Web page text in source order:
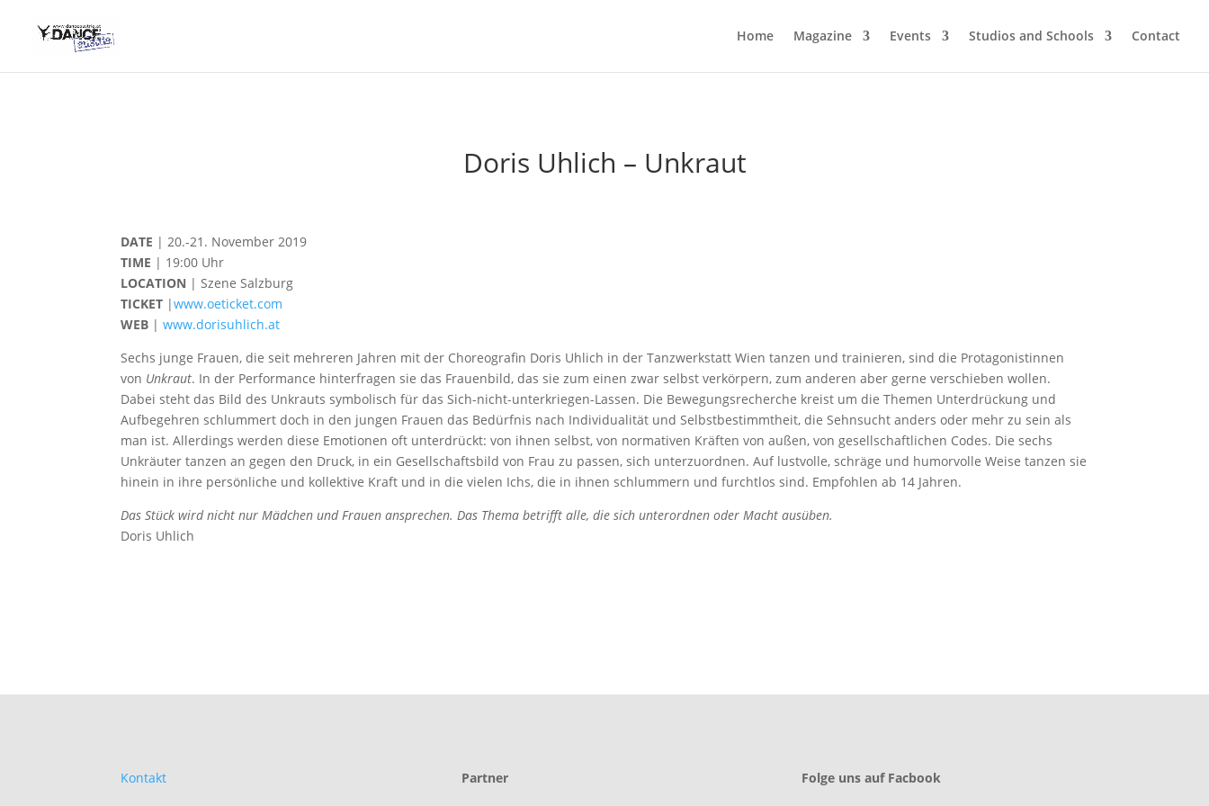
Home Magazine Events Studios and Schools Contact
Doris Uhlich – Unkraut
DATE | 20.-21. November 2019
TIME | 19:00 Uhr
LOCATION | Szene Salzburg
TICKET |www.oeticket.com
WEB |www.dorisuhlich.at
Sechs junge Frauen, die seit mehreren Jahren mit der Choreografin Doris Uhlich in der Tanzwerkstatt Wien tanzen und trainieren, sind die Protagonistinnen
von Unkraut. In der Performance hinterfragen sie das Frauenbild, das sie zum einen zwar selbst verkörpern, zum anderen aber gerne verschieben wollen.
Dabei steht das Bild des Unkrauts symbolisch für das Sich-nicht-unterkriegen-Lassen. Die Bewegungsrecherche kreist um die Themen Unterdrückung und
Aufbegehren schlummert doch in den jungen Frauen das Bedürfnis nach Individualität und Selbstbestimmtheit, die Sehnsucht anders oder mehr zu sein als
man ist. Allerdings werden diese Emotionen oft unterdrückt: von ihnen selbst, von normativen Kräften von außen, von gesellschaftlichen Codes. Die sechs
Unkräuter tanzen an gegen den Druck, in ein Gesellschaftsbild von Frau zu passen, sich unterzuordnen. Auf lustvolle, schräge und humorvolle Weise tanzen sie
hinein in ihre persönliche und kollektive Kraft und in die vielen Ichs, die in ihnen schlummern und furchtlos sind. Empfohlen ab 14 Jahren.
Das Stück wird nicht nur Mädchen und Frauen ansprechen. Das Thema betrifft alle, die sich unterordnen oder Macht ausüben.
Doris Uhlich
Kontakt
Partner Folge uns auf Facbook